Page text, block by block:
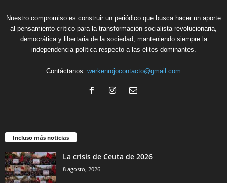
Nuestro compromiso es construir un periódico que busca hacer un aporte
al pensamiento crítico para la transformación socialista revolucionaria,
democrática y libertaria de la sociedad, manteniendo siempre la
independencia política respecto a las élites dominantes.
Contáctanos: werkenrojocontacto@gmail.com
Incluso más noticias
La crisis de Ceuta de 2026
8 agosto, 2026